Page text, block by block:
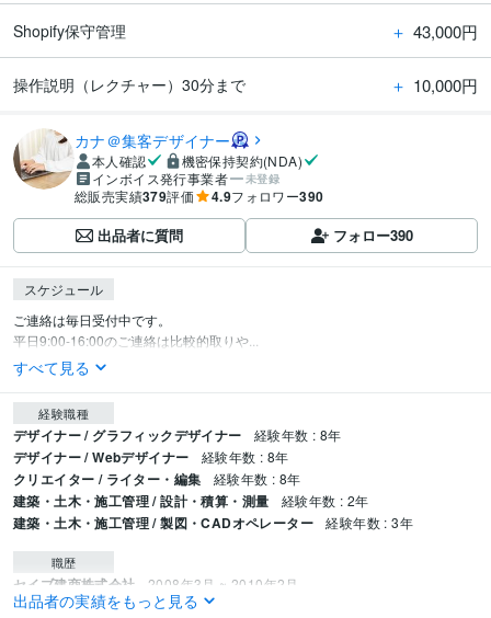
Shopify保守管理 ＋ 43,000円
操作説明（レクチャー）30分まで ＋ 10,000円
カナ＠集客デザイナー
本人確認
機密保持契約(NDA)
インボイス発行事業者
未登録
総販売実績379評価 4.9フォロワー390
出品者に質問 フォロー390
スケジュール
ご連絡は毎日受付中です。
平日9:00-16:00のご連絡は比較的取りや...
すべて見る
経験職種
デザイナー / グラフィックデザイナー 経験年数 : 8年
デザイナー / Webデザイナー 経験年数 : 8年
クリエイター / ライター・編集 経験年数 : 8年
建築・土木・施工管理 / 設計・積算・測量 経験年数 : 2年
建築・土木・施工管理 / 製図・CADオペレーター 経験年数 : 3年
職歴
セイブ建商株式会社 2008年3月 ~ 2010年2月
株式会社アイシン 2010年3月 ~ 2010年9月
出品者の実績をもっと見る